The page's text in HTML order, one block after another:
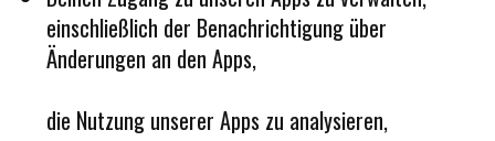
einschließlich der Benachrichtigung über
Änderungen an den Apps,
die Nutzung unserer Apps zu analysieren,